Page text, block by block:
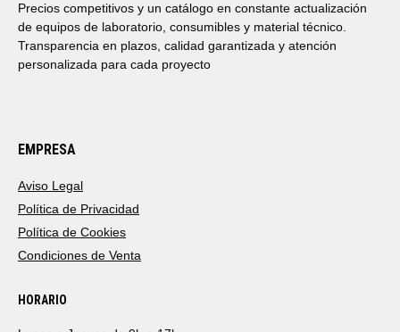
Precios competitivos y un catálogo en constante actualización
de equipos de laboratorio, consumibles y material técnico.
Transparencia en plazos, calidad garantizada y atención
personalizada para cada proyecto
EMPRESA
Aviso Legal
Política de Privacidad
Política de Cookies
Condiciones de Venta
HORARIO